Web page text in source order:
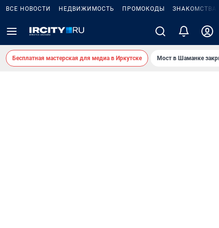
ВСЕ НОВОСТИ НЕДВИЖИМОСТЬ ПРОМОКОДЫ ЗНАКОМСТВА
Бесплатная мастерская для медиа в Иркутске Мост в Шаманке